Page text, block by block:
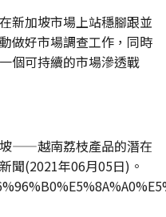
新加坡市場上站穩腳跟並
做好市場調查工作，同時
個可持續的市場滲透戰
——越南荔枝產品的潛在
聞(2021年06月05日)。